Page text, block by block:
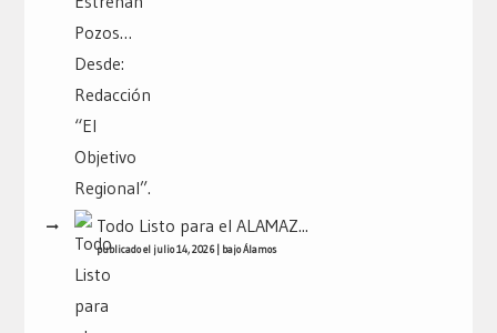
Todo Listo para el ALAMAZ...
publicado el julio 14, 2026| bajoÁlamos